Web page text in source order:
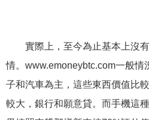
實際上，至今為止基本上沒有
情。www.emoneybtc.com一般情
子和汽車為主，這些東西價值比
較大，銀行和願意貸。而手機這